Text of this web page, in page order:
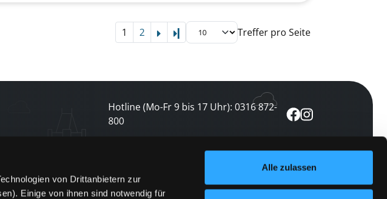
von Drittanbietern zur
Einige von ihnen sind notwendig für
Alle zulassen
1 2 Letzte Seite Treffer pro Seite
Hotline (Mo-Fr 9 bis 17 Uhr): 0316 872-
800
Newsletter abonnieren
und keine Veranstaltung verpassen